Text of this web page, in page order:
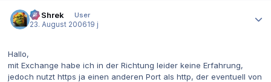
IT-Shrek
User
23. August 200619 j
Hallo,
mit Exchange habe ich in der Richtung leider keine Erfahrung,
jedoch nutzt https ja einen anderen Port als http, der eventuell von